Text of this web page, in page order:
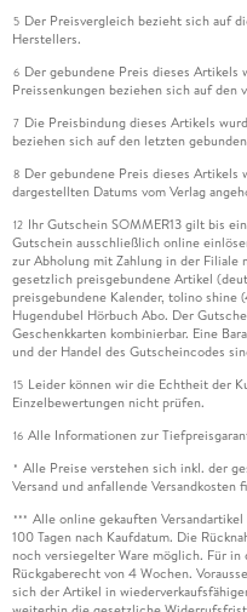
5 Der Preisvergleich bezieht sich auf
Herstellers.
6 Der gebundene Preis dieses Artikels
Preissenkungen beziehen sich auf den
7 Die Preisbindung dieses Artikels
beziehen sich auf den letzten
8 Der gebundene Preis dieses
dargestellten Datums vom Verlag
12 Ihr Gutschein SOMMER13 gilt bis
Gutschein ausschließlich online
zur Abholung mit Zahlung in der
gesetzlich preisgebundene Artikel
preisgebundene Kalender, tolino shine
Hugendubel Hörbuch Abo. Der
Geschenkkarten kombinierbar. Eine
und der Handel des Gutscheincodes
15 Leider können wir die Echtheit der
Einzelbewertungen nicht prüfen.
16 Alle Informationen zur
* Alle Preise verstehen sich inkl. der
Versand und anfallende Versandkosten
*** Alle online gekauften
100 Tagen nach Kaufdatum. Die
noch versiegelter Ware möglich. Für
Rückgaberecht von 4 Wochen.
sich der Artikel in